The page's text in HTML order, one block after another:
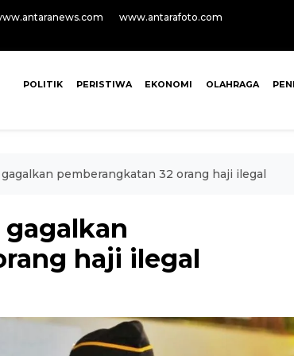
www.antarafoto.com
POLITIK PERISTIWA EKONOMI OLAHRAGA
pemberangkatan 32 orang haji ilegal
haji ilegal